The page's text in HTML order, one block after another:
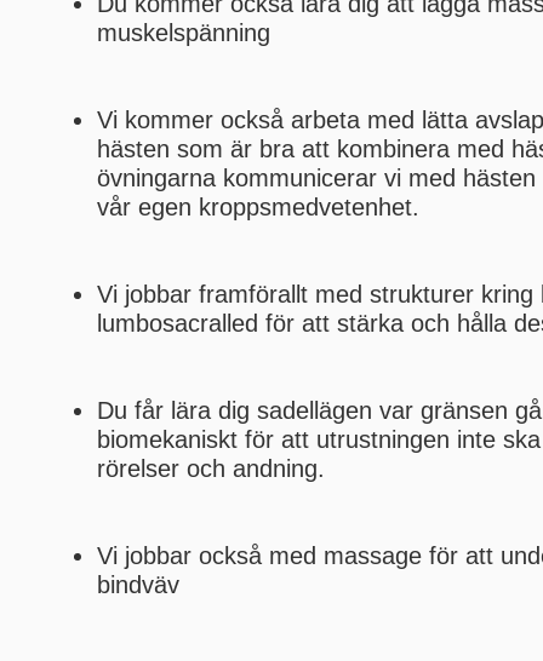
muskelspänning
Vi kommer också arbeta med lätta
hästen som är bra att kombinera med
övningarna kommunicerar vi med
vår egen kroppsmedvetenhet.
Vi jobbar framförallt med strukturer kring
lumbosacralled för att stärka och hålla
Du får lära dig sadellägen var gränsen
biomekaniskt för att utrustningen inte
rörelser och andning.
Vi jobbar också med massage för att
bindväv